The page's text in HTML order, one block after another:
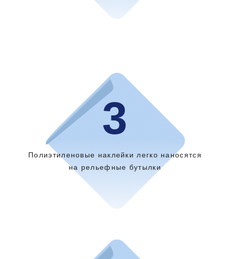
3
Полиэтиленовые наклейки легко наносятся
на рельефные бутылки